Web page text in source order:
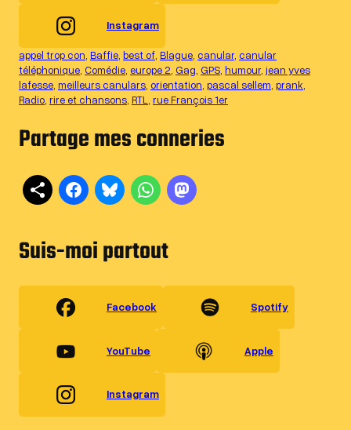
Instagram
appel trop con Baffie best of Blague canular canular
téléphonique Comédie europe 2 Gag GPS humour jean yves
lafesse meilleurs canulars orientation pascal sellem prank
Radio rire et chansons RTL rue François 1er
Partage mes conneries
Suis-moi partout
Facebook Spotify
YouTube Apple
Instagram